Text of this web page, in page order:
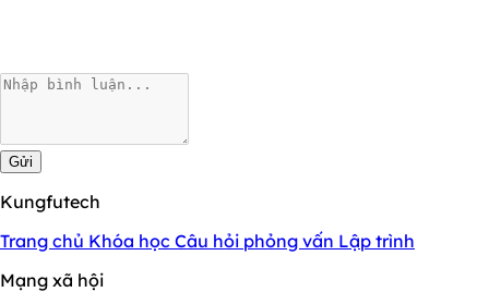
Gửi
Kungfutech
Trang chủ Khóa học Câu hỏi phỏng vấn Lập trình
Mạng xã hội